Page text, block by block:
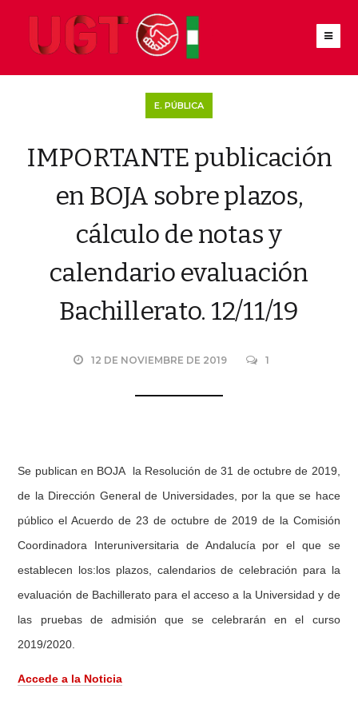
E. PÚBLICA
IMPORTANTE publicación
en BOJA sobre plazos,
cálculo de notas y
calendario evaluación
Bachillerato. 12/11/19
12 DE NOVIEMBRE DE 2019 1
Se publican en BOJA la Resolución de 31 de octubre de 2019,
de la Dirección General de Universidades, por la que se hace
público el Acuerdo de 23 de octubre de 2019 de la Comisión
Coordinadora Interuniversitaria de Andalucía por el que se
establecen los:los plazos, calendarios de celebración para la
evaluación de Bachillerato para el acceso a la Universidad y de
las pruebas de admisión que se celebrarán en el curso
2019/2020.
Accede a la Noticia